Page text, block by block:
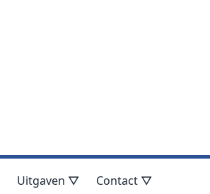
Uitgaven ▽ Contact ▽